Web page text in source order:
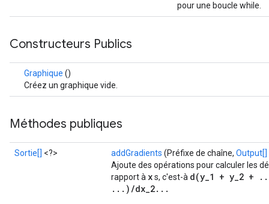
pour une boucle while.
Constructeurs Publics
Graphique ()
Créez un graphique vide.
Méthodes publiques
Sortie[] <?> addGradients (Préfixe de chaîne, Output[]
Ajoute des opérations pour calculer les
rapport à xs, c'est-à d(y_1 + y_2 +
...)/dx_2...